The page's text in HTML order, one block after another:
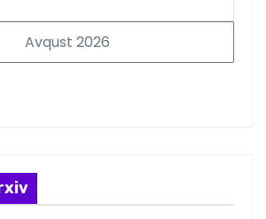
Avqust 2026